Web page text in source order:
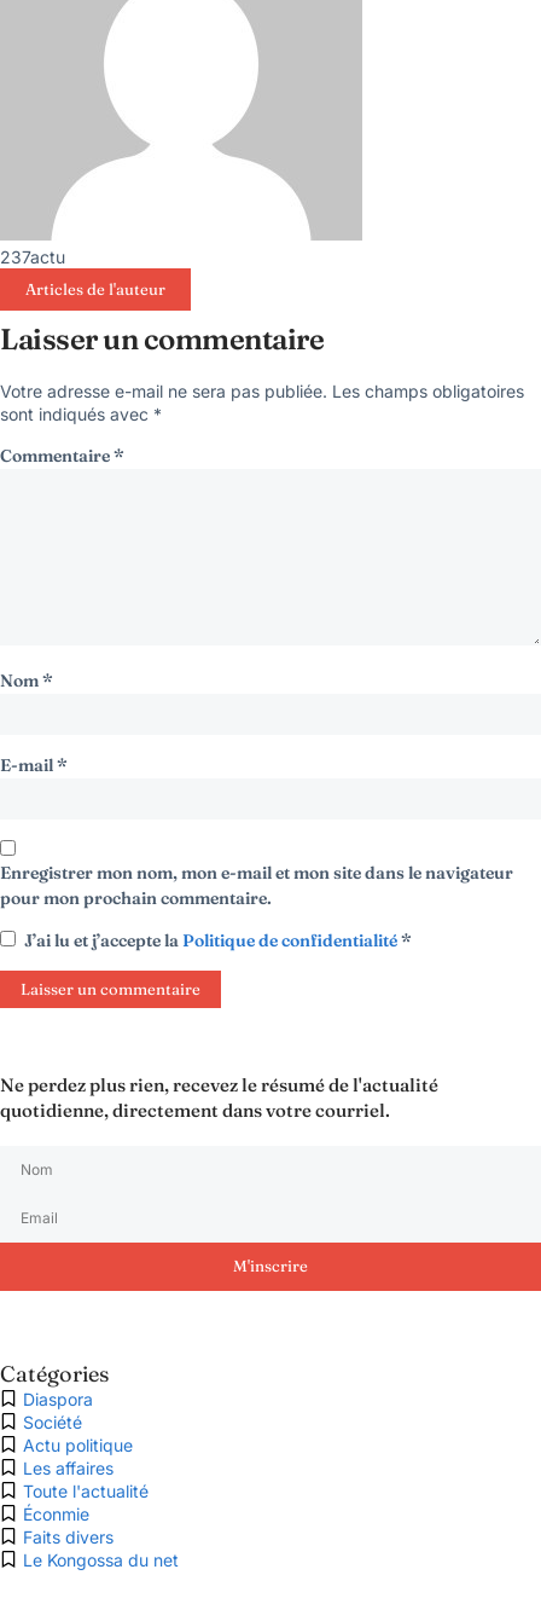
237actu
Articles de l'auteur
Laisser un commentaire
Votre adresse e-mail ne sera pas publiée. Les champs obligatoires
sont indiqués avec *
Commentaire*
Nom*
E-mail*
Enregistrer mon nom, mon e-mail et mon site dans le navigateur
pour mon prochain commentaire.
J’ai lu et j’accepte laPolitique de confidentialité*
Ne perdez plus rien, recevez le résumé de l'actualité
quotidienne, directement dans votre courriel.
M'inscrire
Catégories
Diaspora
Société
Actu politique
Les affaires
Toute l'actualité
Éconmie
Faits divers
Le Kongossa du net